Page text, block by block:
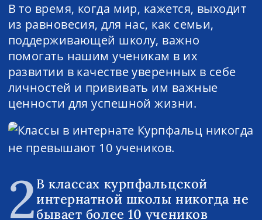
В то время, когда мир, кажется, выходит
из равновесия, для нас, как семьи,
поддерживающей школу, важно
помогать нашим ученикам в их
развитии в качестве уверенных в себе
личностей и прививать им важные
ценности для успешной жизни.
2В классах курпфальцской
интернатной школы никогда не
бывает более 10 учеников